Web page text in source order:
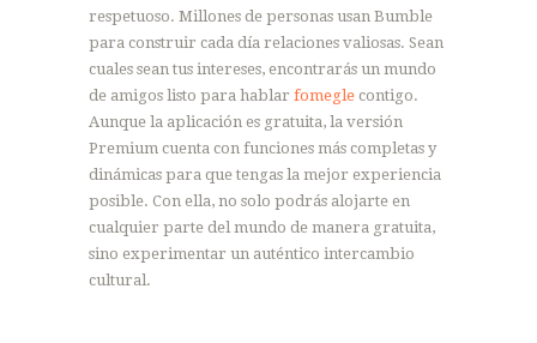
respetuoso. Millones de personas usan Bumble
para construir cada día relaciones valiosas. Sean
cuales sean tus intereses, encontrarás un mundo
de amigos listo para hablar fomegle contigo.
Aunque la aplicación es gratuita, la versión
Premium cuenta con funciones más completas y
dinámicas para que tengas la mejor experiencia
posible. Con ella, no solo podrás alojarte en
cualquier parte del mundo de manera gratuita,
sino experimentar un auténtico intercambio
cultural.